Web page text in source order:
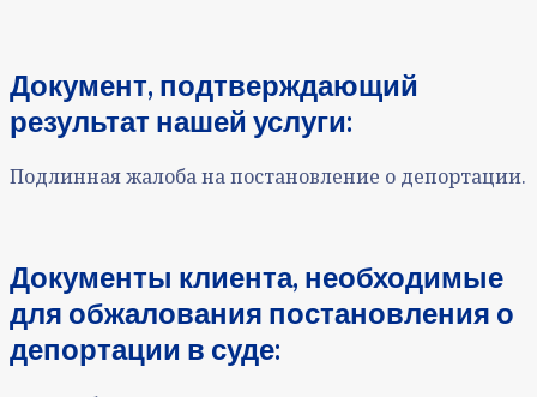
Документ, подтверждающий
результат нашей услуги:
Подлинная жалоба на постановление о депортации.
Документы клиента, необходимые
для обжалования постановления о
депортации в суде: